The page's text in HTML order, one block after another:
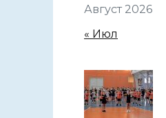
Август 2026
« Июл